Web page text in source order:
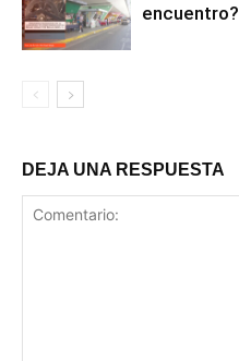
encuentro?
DEJA UNA RESPUESTA